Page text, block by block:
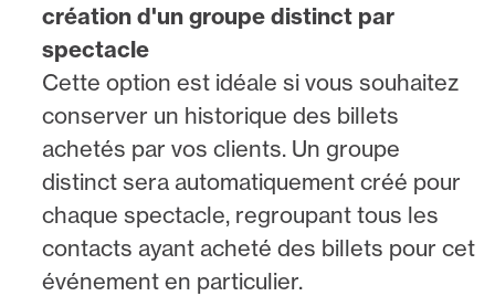
création d'un groupe distinct par
spectacle
Cette option est idéale si vous souhaitez
conserver un historique des billets
achetés par vos clients. Un groupe
distinct sera automatiquement créé pour
chaque spectacle, regroupant tous les
contacts ayant acheté des billets pour cet
événement en particulier.